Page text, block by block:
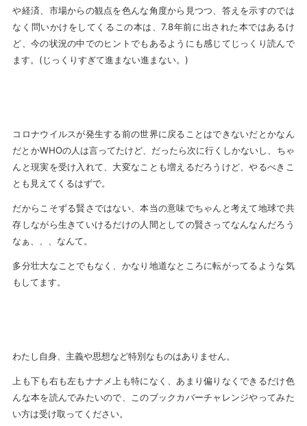
や経済、市場からの観点を色んな角度から見つつ、答えを示すのでは
なく問いかけをしてくるこの本は、7.8年前に出された本ではあるけ
ど、今の状況の中でのヒントでもあるようにも感じてじっくり読んで
ます。(じっくりすぎて進まない進まない。)
コロナウイルスが発生する前の世界に戻ることはできないだとかなん
だとかWHOの人は言ってたけど、だったら次に行くしかないし、ちゃ
んと現実を受け入れて、大変なことも増えるだろうけど、やるべきこ
とも見えてくるはずで。
だからこそずる賢さではない、本当の意味でちゃんと考えて地球で共
存しながら生きていけるだけの人間としての賢さってなんなんだろう
なぁ、、、なんて。
多分壮大なことでもなく、かなり地道なところに転がってるような気
もしてます。
わたし自身、主義や思想など特別なものはありません。
上も下も右も左もナナメ上も特になく、あまり偏りなくできるだけ色
んな本を読んでみたいので、このブックカバーチャレンジやってみた
い方は受け取ってください。